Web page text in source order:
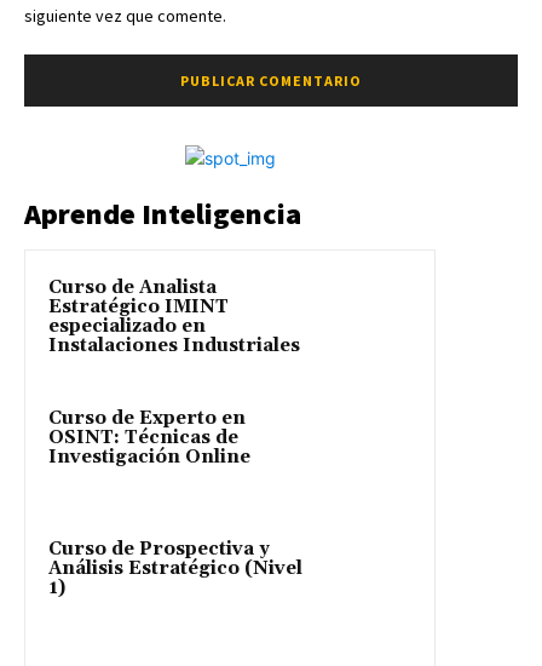
siguiente vez que comente.
Aprende Inteligencia
Curso de Analista
Estratégico IMINT
especializado en
Instalaciones Industriales
Curso de Experto en
OSINT: Técnicas de
Investigación Online
Curso de Prospectiva y
Análisis Estratégico (Nivel
1)